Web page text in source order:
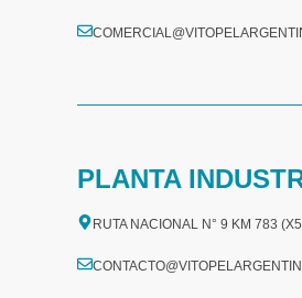
PLANTA
RUTA NACIONAL N° 9 KM 783